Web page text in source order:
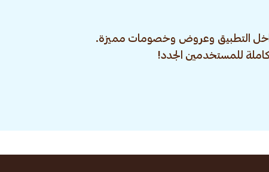
التطبيق وعروض وخصومات مميزة.
للمستخدمين الجدد!